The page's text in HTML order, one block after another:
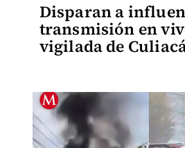
Disparan a
transmisión en
vigilada de